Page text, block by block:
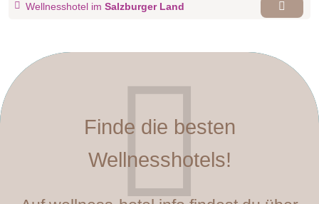
Wellnesshotel im Salzburger Land
Finde die besten
Wellnesshotels!